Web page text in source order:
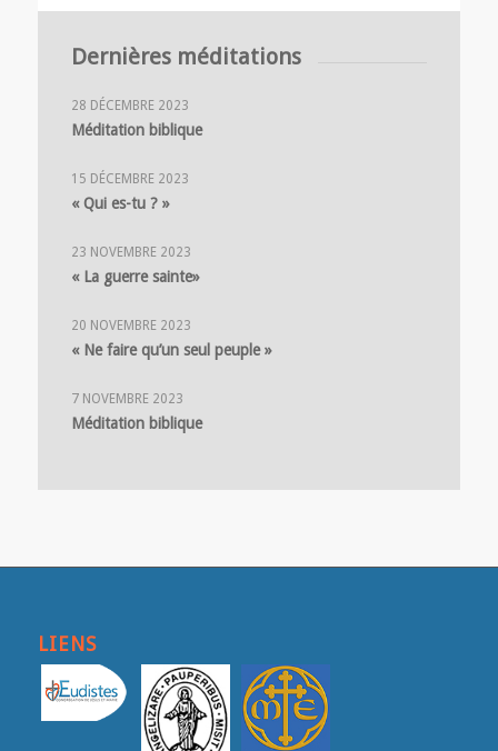
Dernières méditations
28 DÉCEMBRE 2023
Méditation biblique
15 DÉCEMBRE 2023
« Qui es-tu ? »
23 NOVEMBRE 2023
« La guerre sainte»
20 NOVEMBRE 2023
« Ne faire qu’un seul peuple »
7 NOVEMBRE 2023
Méditation biblique
LIENS